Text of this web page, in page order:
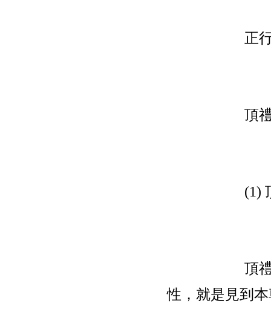
正
頂
(1)
頂
性，就是見到